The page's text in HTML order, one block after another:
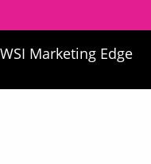
WSI Marketing Edge